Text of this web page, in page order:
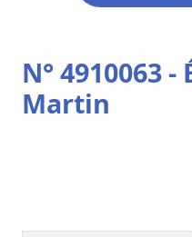
N° 4910063
Martin